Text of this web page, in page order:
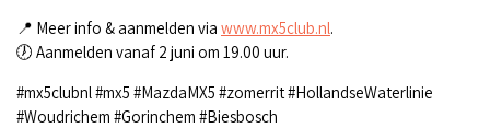
📍 Meer info & aanmelden via www.mx5club.nl.
🕖 Aanmelden vanaf 2 juni om 19.00 uur.
#mx5clubnl #mx5 #MazdaMX5 #zomerrit #HollandseWaterlinie
#Woudrichem #Gorinchem #Biesbosch